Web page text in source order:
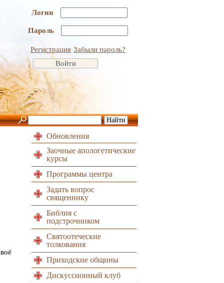
Логин
Пароль
Регистрация Забыли пароль?
Обновления
Заочные апологетические
курсы
Программы центра
Задать вопрос
священнику
Библия с
подстрочником
Святоотеческие
толкования
Приходские общины
Дискуссионный клуб